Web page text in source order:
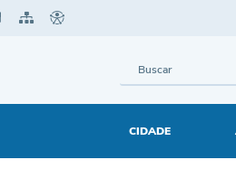
CIDADE